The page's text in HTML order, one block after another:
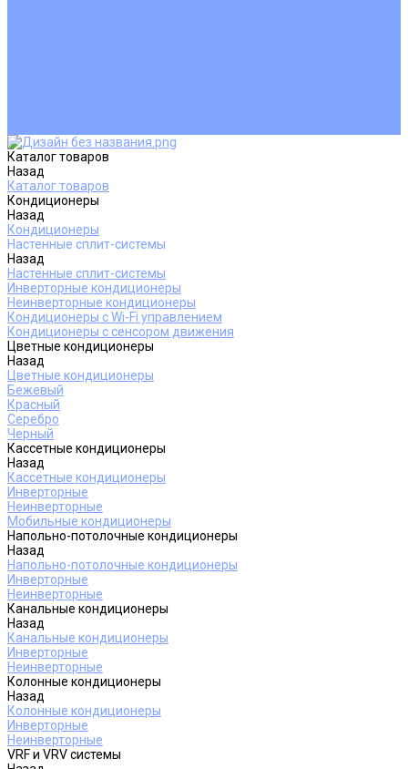
Каталог товаров
Назад
Каталог товаров
Кондиционеры
Назад
Кондиционеры
Настенные сплит-системы
Назад
Настенные сплит-системы
Инверторные кондиционеры
Неинверторные кондиционеры
Кондиционеры с Wi-Fi управлением
Кондиционеры с сенсором движения
Цветные кондиционеры
Назад
Цветные кондиционеры
Бежевый
Красный
Серебро
Черный
Кассетные кондиционеры
Назад
Кассетные кондиционеры
Инверторные
Неинверторные
Мобильные кондиционеры
Напольно-потолочные кондиционеры
Назад
Напольно-потолочные кондиционеры
Инверторные
Неинверторные
Канальные кондиционеры
Назад
Канальные кондиционеры
Инверторные
Неинверторные
Колонные кондиционеры
Назад
Колонные кондиционеры
Инверторные
Неинверторные
VRF и VRV системы